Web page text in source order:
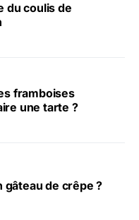
du coulis de
framboises
une tarte ?
de crêpe ?